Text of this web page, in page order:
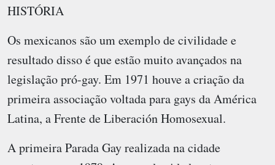
HISTÓRIA
Os mexicanos são um exemplo de civilidade e
resultado disso é que estão muito avançados na
legislação pró-gay. Em 1971 houve a criação da
primeira associação voltada para gays da América
Latina, a Frente de Liberación Homosexual.
A primeira Parada Gay realizada na cidade